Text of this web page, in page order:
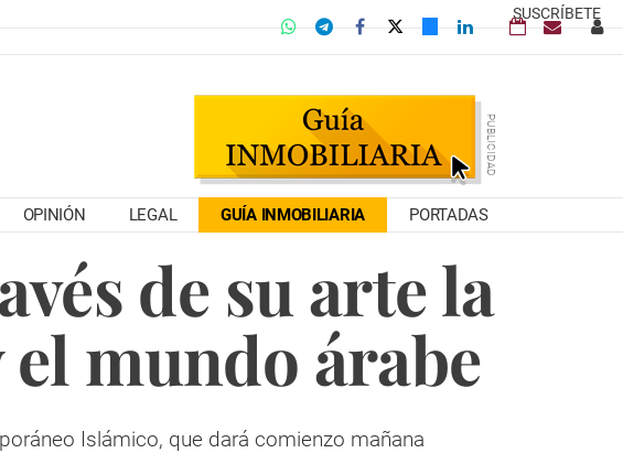
SUSCRÍBETE
OPINIÓN LEGAL GUÍA INMOBILIARIA PORTADAS
de su arte la
mundo árabe
Islámico, que dará comienzo mañana